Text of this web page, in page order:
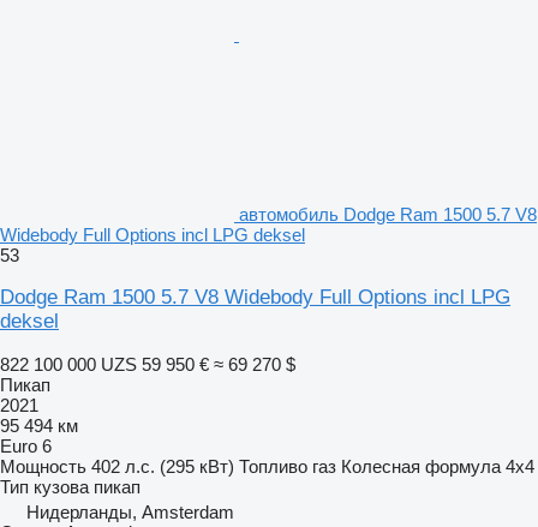
автомобиль Dodge Ram 1500 5.7 V8
Widebody Full Options incl LPG deksel
53
Dodge Ram 1500 5.7 V8 Widebody Full Options incl LPG
deksel
822 100 000 UZS 59 950 € ≈ 69 270 $
Пикап
2021
95 494 км
Euro 6
Мощность 402 л.с. (295 кВт) Топливо газ Колесная формула 4x4
Тип кузова пикап
Нидерланды, Amsterdam